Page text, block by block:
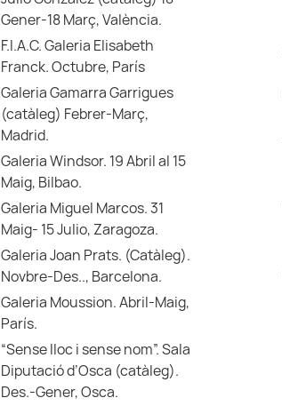
Gener-18 Març, València.
F.I.A.C. Galeria Elisabeth
Franck. Octubre, París
Galeria Gamarra Garrigues
(catàleg) Febrer-Març,
Madrid.
Galeria Windsor. 19 Abril al 15
Maig, Bilbao.
Galeria Miguel Marcos. 31
Maig- 15 Julio, Zaragoza.
Galeria Joan Prats. (Catàleg).
Novbre-Des.., Barcelona.
Galeria Moussion. Abril-Maig,
París.
“Sense lloc i sense nom”. Sala
Diputació d’Osca (catàleg).
Des.-Gener, Osca.